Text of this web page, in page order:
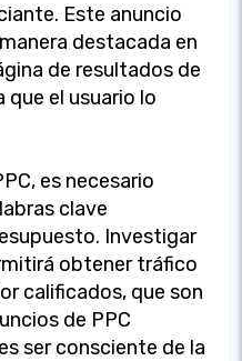
Este anuncio
destacada en
de resultados de
el usuario lo
es necesario
clave
Investigar
obtener tráfico
calificados, que son
de PPC
ser consciente de la